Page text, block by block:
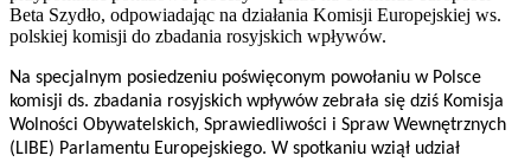
Beta Szydło, odpowiadając na działania Komisji Europejskiej ws.
polskiej komisji do zbadania rosyjskich wpływów.
Na specjalnym posiedzeniu poświęconym powołaniu w Polsce
komisji ds. zbadania rosyjskich wpływów zebrała się dziś Komisja
Wolności Obywatelskich, Sprawiedliwości i Spraw Wewnętrznych
(LIBE) Parlamentu Europejskiego. W spotkaniu wziął udział